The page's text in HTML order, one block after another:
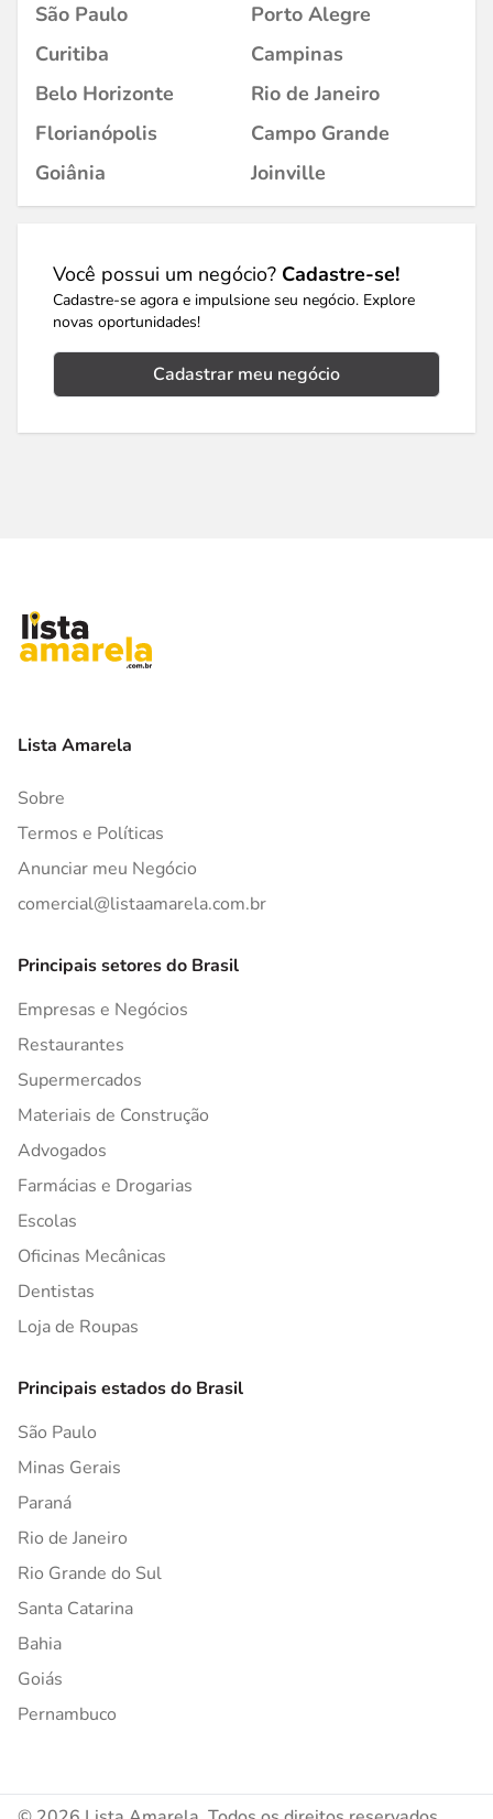
São Paulo
Porto Alegre
Curitiba
Campinas
Belo Horizonte
Rio de Janeiro
Florianópolis
Campo Grande
Goiânia
Joinville
Você possui um negócio? Cadastre-se!
Cadastre-se agora e impulsione seu negócio. Explore
novas oportunidades!
Cadastrar meu negócio
Lista Amarela
Sobre
Termos e Políticas
Anunciar meu Negócio
comercial@listaamarela.com.br
Principais setores do Brasil
Empresas e Negócios
Restaurantes
Supermercados
Materiais de Construção
Advogados
Farmácias e Drogarias
Escolas
Oficinas Mecânicas
Dentistas
Loja de Roupas
Principais estados do Brasil
São Paulo
Minas Gerais
Paraná
Rio de Janeiro
Rio Grande do Sul
Santa Catarina
Bahia
Goiás
Pernambuco